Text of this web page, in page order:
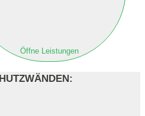
Öffne Leistungen